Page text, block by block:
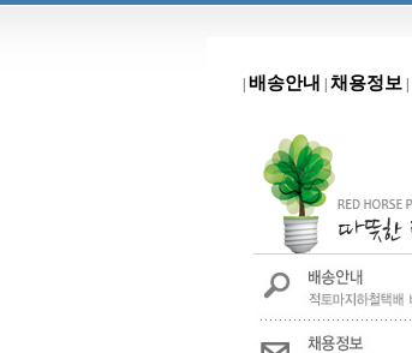
배송안내 채용정보